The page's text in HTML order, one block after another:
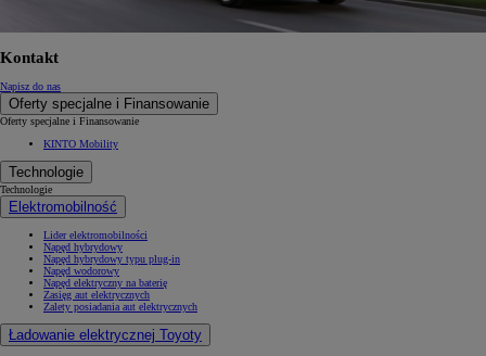
Kontakt
Napisz do nas
Oferty specjalne i Finansowanie
Oferty specjalne i Finansowanie
KINTO Mobility
Technologie
Technologie
Elektromobilność
Lider elektromobilności
Napęd hybrydowy
Napęd hybrydowy typu plug-in
Napęd wodorowy
Napęd elektryczny na baterię
Zasięg aut elektrycznych
Zalety posiadania aut elektrycznych
Ładowanie elektrycznej Toyoty